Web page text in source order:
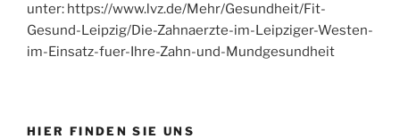
unter: https://www.lvz.de/Mehr/Gesundheit/Fit-
Gesund-Leipzig/Die-Zahnaerzte-im-Leipziger-Westen-
im-Einsatz-fuer-Ihre-Zahn-und-Mundgesundheit
HIER FINDEN SIE UNS